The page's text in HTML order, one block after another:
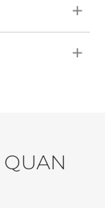
vải trượt
1 Ghế sofa
QUAN